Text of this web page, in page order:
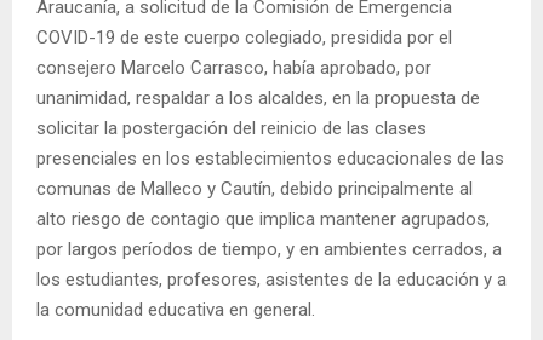
Araucanía, a solicitud de la Comisión de Emergencia
COVID-19 de este cuerpo colegiado, presidida por el
consejero Marcelo Carrasco, había aprobado, por
unanimidad, respaldar a los alcaldes, en la propuesta de
solicitar la postergación del reinicio de las clases
presenciales en los establecimientos educacionales de las
comunas de Malleco y Cautín, debido principalmente al
alto riesgo de contagio que implica mantener agrupados,
por largos períodos de tiempo, y en ambientes cerrados, a
los estudiantes, profesores, asistentes de la educación y a
la comunidad educativa en general.